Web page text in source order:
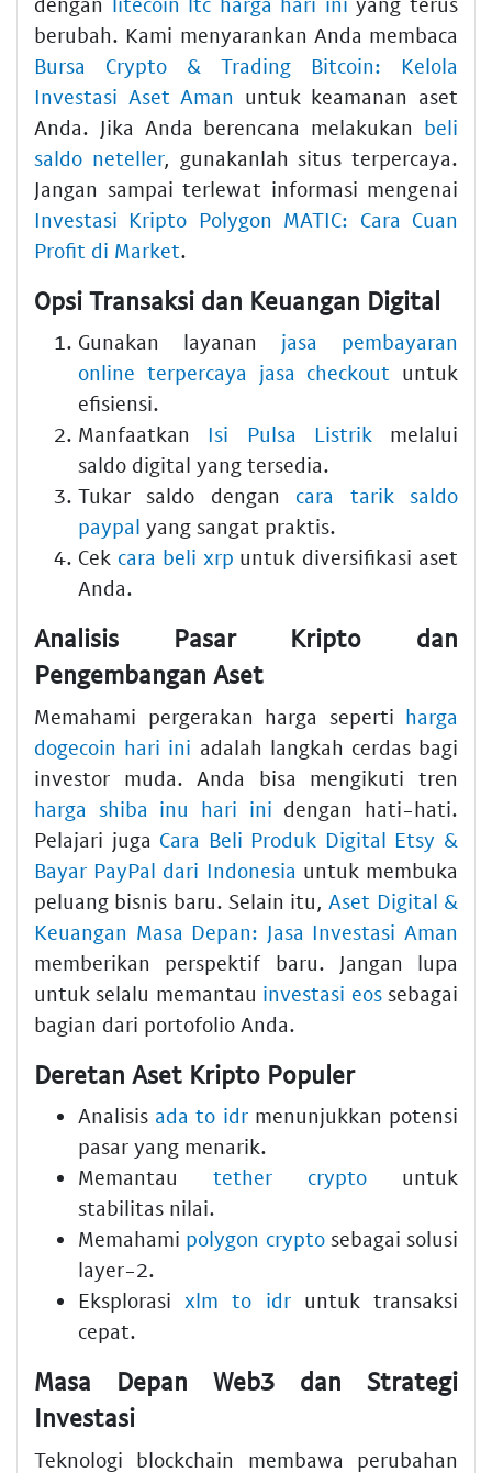
berubah. Kami menyarankan Anda membaca
Bursa Crypto & Trading Bitcoin: Kelola
Investasi Aset Aman untuk keamanan aset
Anda. Jika Anda berencana melakukan beli
saldo neteller, gunakanlah situs terpercaya.
Jangan sampai terlewat informasi mengenai
Investasi Kripto Polygon MATIC: Cara Cuan
Profit di Market.
Opsi Transaksi dan Keuangan Digital
Gunakan layanan jasa pembayaran
online terpercaya jasa checkout untuk
efisiensi.
Manfaatkan Isi Pulsa Listrikmelalui
saldo digital yang tersedia.
Tukar saldo dengan cara tarik saldo
paypal yang sangat praktis.
Cek cara beli xrp untuk diversifikasi aset
Anda.
Analisis Pasar Kripto dan
Pengembangan Aset
Memahami pergerakan harga seperti harga
dogecoin hari ini adalah langkah cerdas bagi
investor muda. Anda bisa mengikuti tren
harga shiba inu hari ini dengan hati-hati.
Pelajari juga Cara Beli Produk Digital Etsy &
Bayar PayPal dari Indonesia untuk membuka
peluang bisnis baru. Selain itu, Aset Digital &
Keuangan Masa Depan: Jasa Investasi Aman
memberikan perspektif baru. Jangan lupa
untuk selalu memantau investasi eossebagai
bagian dari portofolio Anda.
Deretan Aset Kripto Populer
Analisis ada to idrmenunjukkan potensi
pasar yang menarik.
Memantau tether crypto untuk
stabilitas nilai.
Memahami polygon cryptosebagai solusi
layer-2.
Eksplorasi xlm to idruntuk transaksi
cepat.
Masa Depan Web3 dan Strategi
Investasi
Teknologi blockchain membawa perubahan